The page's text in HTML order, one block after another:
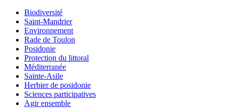
Biodiversité
Saint-Mandrier
Environnement
Rade de Toulon
Posidonie
Protection du littoral
Méditerranée
Sainte-Asile
Herbier de posidonie
Sciences participatives
Agir ensemble